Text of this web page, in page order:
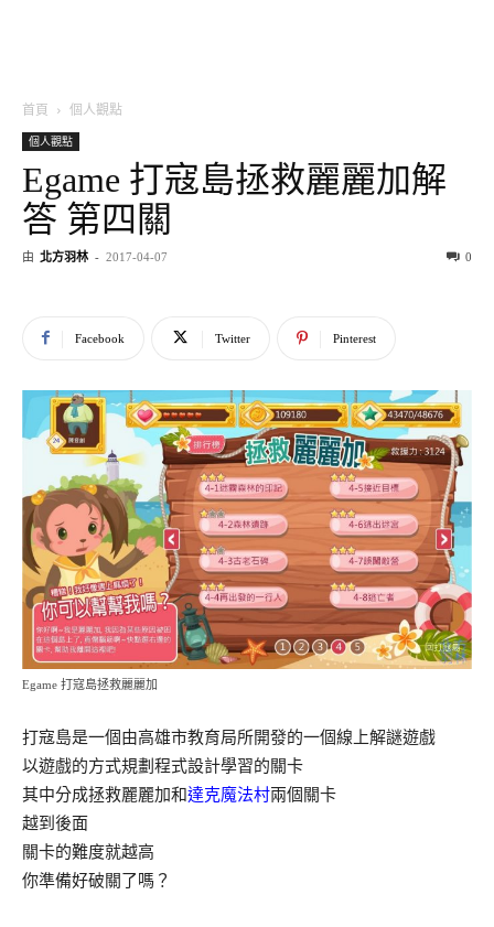
首頁
個人觀點
個人觀點
Egame 打寇島拯救麗麗加解
答 第四關
由 北方羽林 - 2017-04-07 0
Facebook Twitter Pinterest
Egame 打寇島拯救麗麗加
打寇島是一個由高雄市教育局所開發的一個線上解謎遊戲
以遊戲的方式規劃程式設計學習的關卡
其中分成拯救麗麗加和達克魔法村兩個關卡
越到後面
關卡的難度就越高
你準備好破關了嗎？